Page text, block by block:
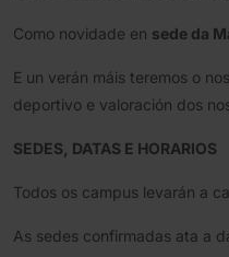
Como novidade en sede da
E un verán máis teremos o
deportivo e valoración dos
SEDES, DATAS E HORARIOS
Todos os campus levarán a
As sedes confirmadas ata a